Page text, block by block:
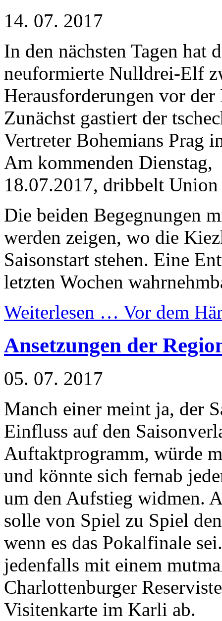
14. 07. 2017
In den nächsten Tagen hat
neuformierte Nulldrei-Elf
Herausforderungen vor der
Zunächst gastiert der
Vertreter Bohemians Prag
Am kommenden Dienstag,
18.07.2017, dribbelt
Die beiden Begegnungen
werden zeigen, wo die
Saisonstart stehen. Eine
letzten Wochen
Weiterlesen … Vor dem
Ansetzungen der
05. 07. 2017
Manch einer meint ja, der
Einfluss auf den
Auftaktprogramm, würde
und könnte sich fernab
um den Aufstieg widmen.
solle von Spiel zu Spiel
wenn es das Pokalfinale
jedenfalls mit einem
Charlottenburger
Visitenkarte im Karli ab.